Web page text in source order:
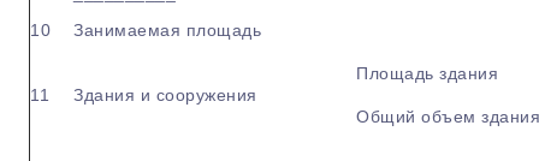
10
Занимаемая площадь
11 Здания и сооружения
Площадь здания
Общий объем здания